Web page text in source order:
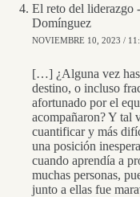
El reto del liderazgo
Domínguez
NOVIEMBRE 10, 2023 /
[…] ¿Alguna vez
destino, o incluso
afortunado por el
acompañaron? Y tal
cuantificar y más
una posición
cuando aprendía a
muchas personas,
junto a ellas fue